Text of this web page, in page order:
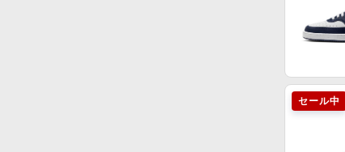
セール中